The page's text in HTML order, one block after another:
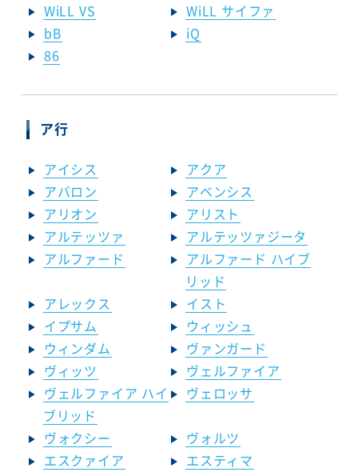
WiLL VS
WiLL サイファ
bB
iQ
86
ア行
アイシス
アクア
アバロン
アベンシス
アリオン
アリスト
アルテッツァ
アルテッツァジータ
アルファード
アルファード ハイブ
リッド
アレックス
イスト
イプサム
ウィッシュ
ウィンダム
ヴァンガード
ヴィッツ
ヴェルファイア
ヴェルファイア ハイ
ブリッド
ヴェロッサ
ヴォクシー
ヴォルツ
エスクァイア
エスティマ